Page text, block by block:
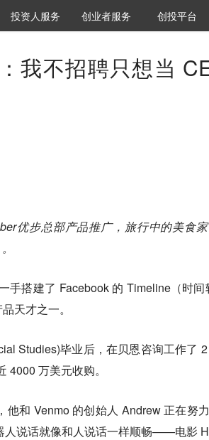
VClub投资机构库
投资机构职位推介
投资人服务 创投氪堂
创业者服务 创投平台
我不招聘只想当
优步总部产品推广，旅行中的美食
手搭建了 Facebook 的 Timeline（时
天才之一。
Studies)毕业后，在贝恩咨询工作了
4000 万美元收购。
和 Venmo 的创始人 Andrew 正在努
说话就像和人说话一样顺畅——电影